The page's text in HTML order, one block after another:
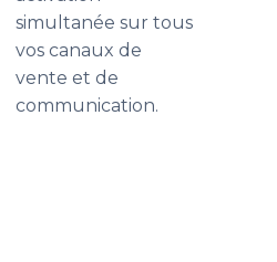
simultanée sur tous
vos canaux de
vente et de
communication.